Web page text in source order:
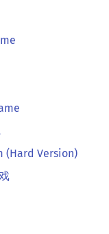
(Hard Version)